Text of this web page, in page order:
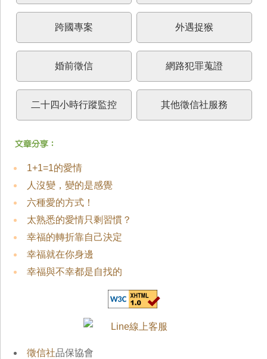
跨國專案 外遇捉猴
婚前徵信 網路犯罪蒐證
二十四小時行蹤監控 其他徵信社服務
1+1=1的愛情
人沒變，變的是感覺
六種愛的方式！
太熟悉的愛情只剩習慣？
幸福的轉折靠自己決定
幸福就在你身邊
幸福與不幸都是自找的
徵信社品保協會